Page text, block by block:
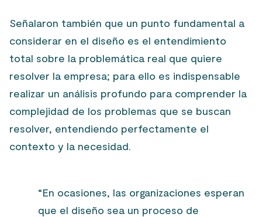
Señalaron también que un punto fundamental a
considerar en el diseño es el entendimiento
total sobre la problemática real que quiere
resolver la empresa; para ello es indispensable
realizar un análisis profundo para comprender la
complejidad de los problemas que se buscan
resolver, entendiendo perfectamente el
contexto y la necesidad.
“En ocasiones, las organizaciones esperan
que el diseño sea un proceso de